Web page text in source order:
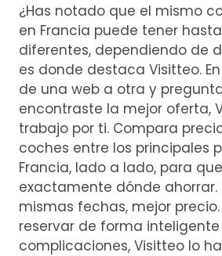
¿Has notado que el mismo
en Francia puede tener
diferentes, dependiendo de
es donde destaca Visitteo.
de una web a otra y
encontraste la mejor oferta,
trabajo por ti. Compara
coches entre los principales
Francia, lado a lado, para
exactamente dónde ahorrar.
mismas fechas, mejor precio.
reservar de forma inteligente
complicaciones, Visitteo lo